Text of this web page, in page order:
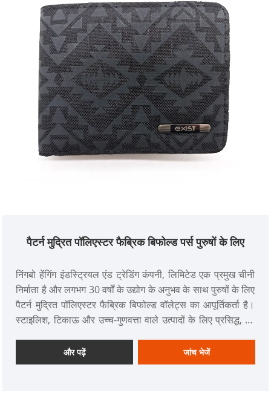
पैटर्न मुद्रित पॉलिएस्टर फैब्रिक बिफोल्ड पर्स पुरुषों के लिए
निंगबो हेंगिंग इंडस्ट्रियल एंड ट्रेडिंग कंपनी, लिमिटेड एक प्रमुख चीनी
निर्माता है और लगभग 30 वर्षों के उद्योग के अनुभव के साथ पुरुषों के लिए
पैटर्न मुद्रित पॉलिएस्टर फैब्रिक बिफोल्ड वॉलेट्स का आपूर्तिकर्ता है।
स्टाइलिश, टिकाऊ और उच्च-गुणवत्ता वाले उत्पादों के लिए प्रसिद्ध, हम
बैग और बैकपैक्स सहित कई तरह के वॉलेट और बैग प्रदान करते हैं।
और पढ़ें जांच भेजें